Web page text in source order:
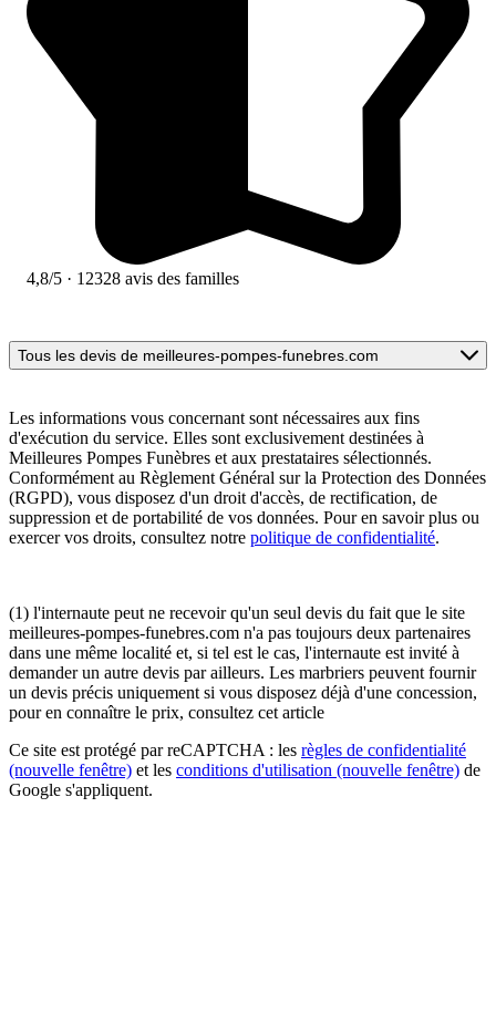
4,8/5 · 12328 avis des familles
Tous les devis de meilleures-pompes-funebres.com
Les informations vous concernant sont nécessaires aux fins
d'exécution du service. Elles sont exclusivement destinées à
Meilleures Pompes Funèbres et aux prestataires sélectionnés.
Conformément au Règlement Général sur la Protection des Données
(RGPD), vous disposez d'un droit d'accès, de rectification, de
suppression et de portabilité de vos données. Pour en savoir plus ou
exercer vos droits, consultez notre politique de confidentialité.
(1) l'internaute peut ne recevoir qu'un seul devis du fait que le site
meilleures-pompes-funebres.com n'a pas toujours deux partenaires
dans une même localité et, si tel est le cas, l'internaute est invité à
demander un autre devis par ailleurs. Les marbriers peuvent fournir
un devis précis uniquement si vous disposez déjà d'une concession,
pour en connaître le prix, consultez cet article
Ce site est protégé par reCAPTCHA : les règles de confidentialité
(nouvelle fenêtre) et les conditions d'utilisation (nouvelle fenêtre) de
Google s'appliquent.